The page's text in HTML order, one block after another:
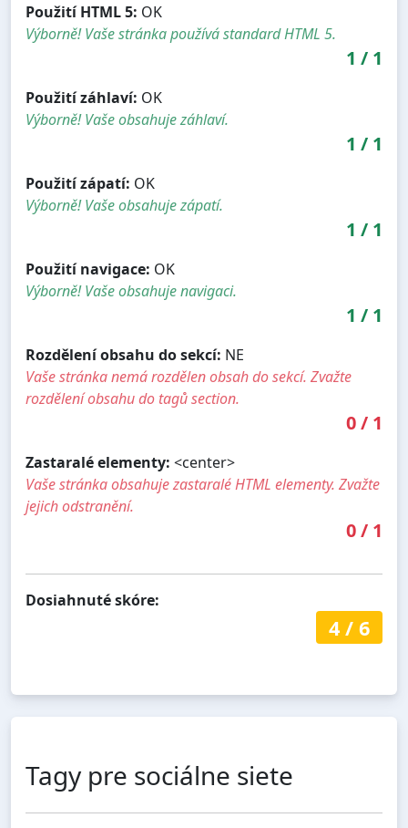
Použití HTML 5: OK
Výborně! Vaše stránka používá standard HTML 5.
1 / 1
Použití záhlaví: OK
Výborně! Vaše obsahuje záhlaví.
1 / 1
Použití zápatí: OK
Výborně! Vaše obsahuje zápatí.
1 / 1
Použití navigace: OK
Výborně! Vaše obsahuje navigaci.
1 / 1
Rozdělení obsahu do sekcí: NE
Vaše stránka nemá rozdělen obsah do sekcí. Zvažte
rozdělení obsahu do tagů section.
0/ 1
Zastaralé elementy: <center>
Vaše stránka obsahuje zastaralé HTML elementy. Zvažte
jejich odstranění.
0/ 1
Dosiahnuté skóre:
4/ 6
Tagy pre sociálne siete